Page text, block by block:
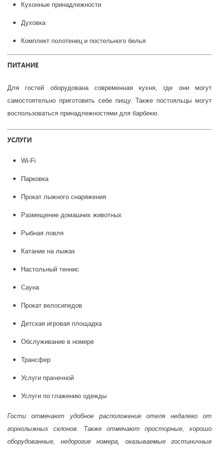
Кухонные принадлежности
Духовка
Комплект полотенец и постельного белья
ПИТАНИЕ
Для гостей оборудована современная кухня, где они могут
самостоятельно приготовить себе пищу. Также постояльцы могут
воспользоваться принадлежностями для барбекю.
УСЛУГИ
Wi-Fi
Парковка
Прокат лыжного снаряжения
Размещение домашних животных
Рыбная ловля
Катание на лыжах
Настольный теннис
Сауна
Прокат велосипедов
Детская игровая площадка
Обслуживание в номере
Трансфер
Услуги прачечной
Услуги по глажению одежды
Гости отмечают удобное расположение отеля недалеко от
горнолыжных склонов. Также отмечают просторные, хорошо
оборудованные, недорогие номера, оказываемые гостиничные